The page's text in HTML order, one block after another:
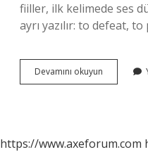
fiiller, ilk kelimede ses
ayrı yazılır: to defeat,
Devamını okuyun
Talep
https://www.axeforum.com